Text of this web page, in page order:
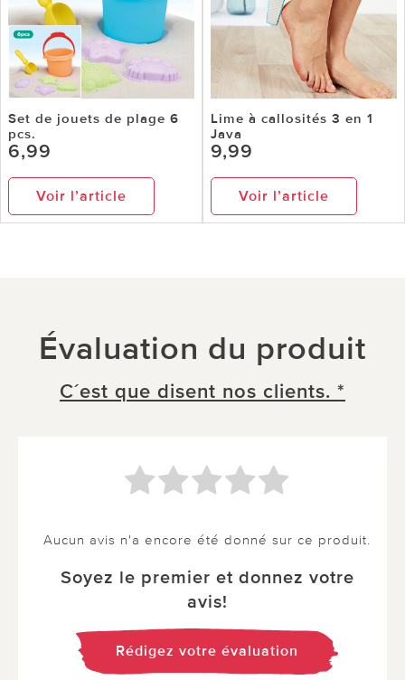
Set de jouets de plage 6
pcs.
6,99
Voir l’article
Lime à callosités 3 en 1
Java
9,99
Voir l’article
Évaluation du produit
C´est que disent nos clients. *
Aucun avis n'a encore été donné sur ce produit.
Soyez le premier et donnez votre
avis!
Rédigez votre évaluation